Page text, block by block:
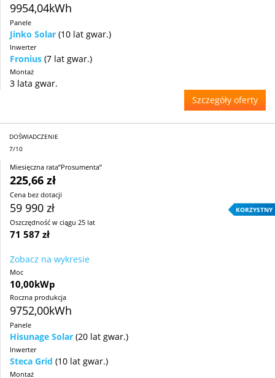
9954,04kWh
Panele
Jinko Solar (10 lat gwar.)
Inwerter
Fronius (7 lat gwar.)
Montaż
3 lata gwar.
Szczegóły oferty
DOŚWIADCZENIE
7/10
Miesięczna rata”Prosumenta”
225,66 zł
Cena bez dotacji
59 990 zł KORZYSTNY
Oszczędność w ciągu 25 lat
71 587 zł
Zobacz na wykresie
Moc
10,00kWp
Roczna produkcja
9752,00kWh
Panele
Hisunage Solar (20 lat gwar.)
Inwerter
Steca Grid (10 lat gwar.)
Montaż